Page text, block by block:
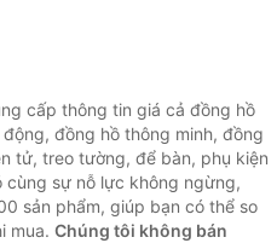
cấp thông tin giá cả đồng hồ
đồng hồ thông minh, đồng
tử, treo tường, để bàn, phụ kiện
cùng sự nỗ lực không ngừng,
sản phẩm, giúp bạn có thể so
mua. Chúng tôi không bán